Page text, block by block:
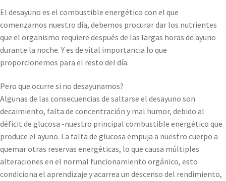
El desayuno es el combustible energético con el que
comenzamos nuestro día, debemos procurar dar los nutrientes
que el organismo requiere después de las largas horas de ayuno
durante la noche. Y es de vital importancia lo que
proporcionemos para el resto del día.
Pero que ocurre si no desayunamos?
Algunas de las consecuencias de saltarse el desayuno son
decaimiento, falta de concentración y mal humor, debido al
déficit de glucosa -nuestro principal combustible energético que
produce el ayuno. La falta de glucosa empuja a nuestro cuerpo a
quemar otras reservas energéticas, lo que causa múltiples
alteraciones en el normal funcionamiento orgánico, esto
condiciona el aprendizaje y acarrea un descenso del rendimiento,